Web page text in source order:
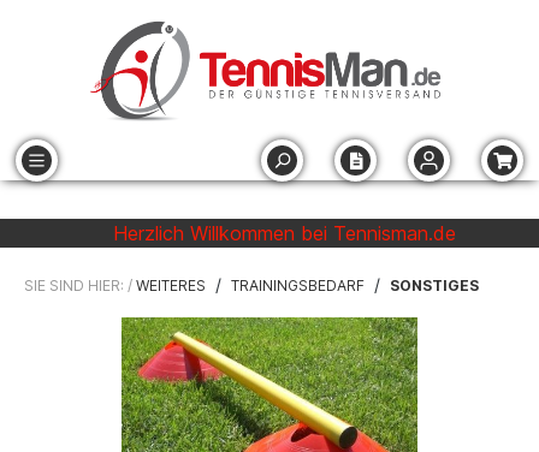
Herzlich Willkommen bei Tennisman.de
SIE SIND HIER: / WEITERES / TRAININGSBEDARF / SONSTIGES